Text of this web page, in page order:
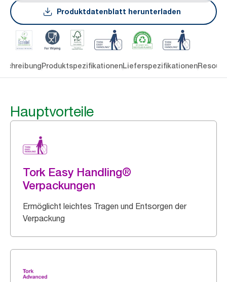
Produktdatenblatt herunterladen
ProduktspezifikationenLieferspezifikationen
Hauptvorteile
Tork Easy Handling®
Verpackungen
Ermöglicht leichtes Tragen und Entsorgen der
Verpackung